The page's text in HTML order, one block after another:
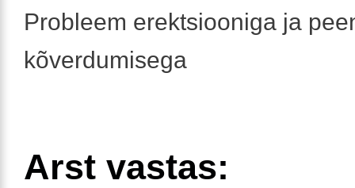
Probleem erektsiooniga ja
kõverdumisega
Arst vastas: